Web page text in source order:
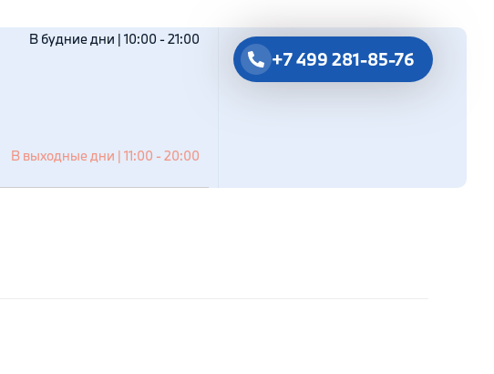
В будние дни | 10:00 - 21:00
В выходные дни | 11:00 - 20:00
+7 499 281-85-76